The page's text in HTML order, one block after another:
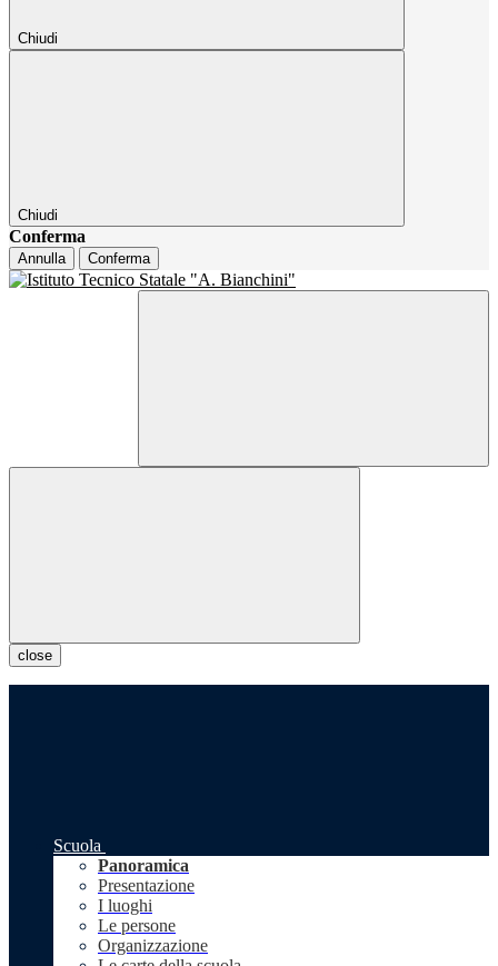
Chiudi
Chiudi
Conferma
Annulla Conferma
close
Scuola
Panoramica
Presentazione
I luoghi
Le persone
Organizzazione